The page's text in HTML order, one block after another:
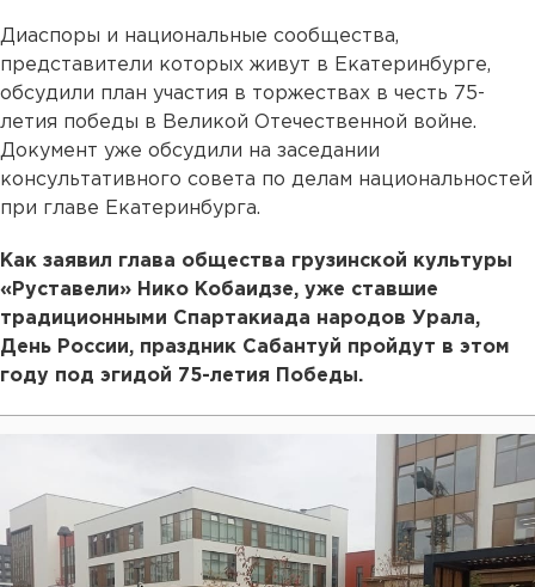
Диаспоры и национальные сообщества,
представители которых живут в Екатеринбурге,
обсудили план участия в торжествах в честь 75-
летия победы в Великой Отечественной войне.
Документ уже обсудили на заседании
консультативного совета по делам национальностей
при главе Екатеринбурга.
Как заявил глава общества грузинской культуры
«Руставели» Нико Кобаидзе, уже ставшие
традиционными Спартакиада народов Урала,
День России, праздник Сабантуй пройдут в этом
году под эгидой 75-летия Победы.